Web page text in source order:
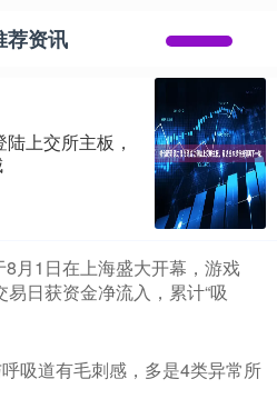
荐资讯
上交所主板，
月1日在上海盛大开幕，游戏
日获资金净流入，累计“吸
吸道有毛刺感，多是4类异常所